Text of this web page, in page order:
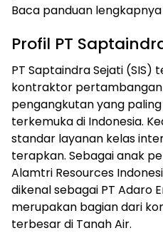
Baca panduan
Profil PT
PT Saptaindra Sejati (SIS)
kontraktor
pengangkutan yang
terkemuka di Indonesia.
standar layanan kelas
terapkan. Sebagai anak
Alamtri Resources
dikenal sebagai PT Adaro
merupakan bagian dari
terbesar di Tanah Air.